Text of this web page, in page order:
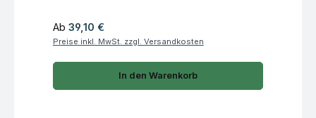
Regulärer Preis:
Ab 39,10 €
Preise inkl. MwSt. zzgl. Versandkosten
In den Warenkorb